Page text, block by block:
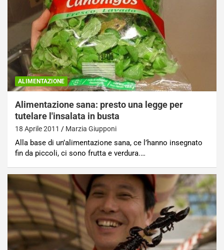
ALIMENTAZIONE
Alimentazione sana: presto una legge per
tutelare l'insalata in busta
18 Aprile 2011 Marzia Giupponi
Alla base di un’alimentazione sana, ce l’hanno insegnato
fin da piccoli, ci sono frutta e verdura.…